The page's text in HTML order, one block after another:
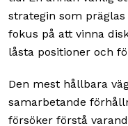
strategin som
fokus på att vinna
låsta positioner och
Den mest hållbara
samarbetande
försöker förstå